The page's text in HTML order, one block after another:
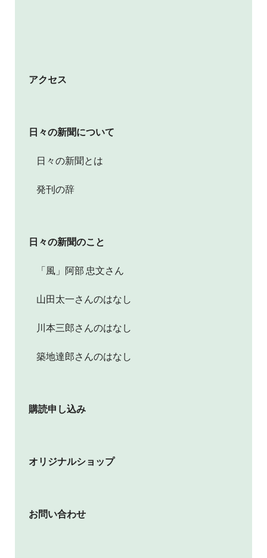
アクセス
日々の新聞について
日々の新聞とは
発刊の辞
日々の新聞のこと
「風」阿部 忠文さん
山田太一さんのはなし
川本三郎さんのはなし
築地達郎さんのはなし
購読申し込み
オリジナルショップ
お問い合わせ